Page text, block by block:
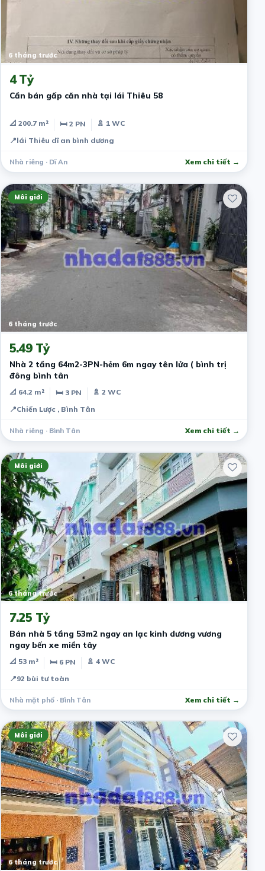
6 tháng trước
4 Tỷ
Cần bán gấp căn nhà tại lái Thiêu 58
📐 200.7 m² 🛏 2 PN
🚿 1 WC
📍lái Thiêu dĩ an bình dương
Nhà riêng · Dĩ An Xem chi tiết →
Môi giới
6 tháng trước
5.49 Tỷ
Nhà 2 tầng 64m2-3PN-hẻm 6m ngay tên lửa ( bình trị
đông bình tân
📐 64.2 m² 🛏 3 PN
🚿 2 WC
📍Chiến Lược , Bình Tân
Nhà riêng · Bình Tân Xem chi tiết →
Môi giới
6 tháng trước
7.25 Tỷ
Bán nhà 5 tầng 53m2 ngay an lạc kinh dương vương
ngay bến xe miền tây
📐 53 m² 🛏 6 PN
🚿 4 WC
📍92 bùi tư toàn
Nhà mặt phố · Bình Tân Xem chi tiết →
Môi giới
6 tháng trước